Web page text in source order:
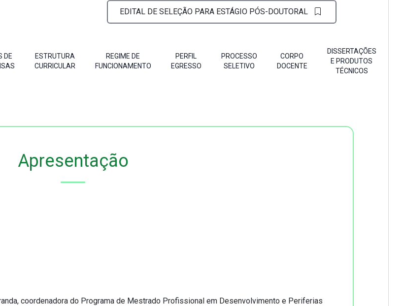
EDITAL DE SELEÇÃO PARA ESTÁGIO PÓS-DOUTORAL
DE
ESTRUTURA
CURRICULAR
REGIME DE
FUNCIONAMENTO
PERFIL
EGRESSO
PROCESSO
SELETIVO
CORPO
DOCENTE
DISSERTAÇÕES
E PRODUTOS
TÉCNICOS
Apresentação
coordenadora do Programa de Mestrado Profissional em Desenvolvimento e Periferias